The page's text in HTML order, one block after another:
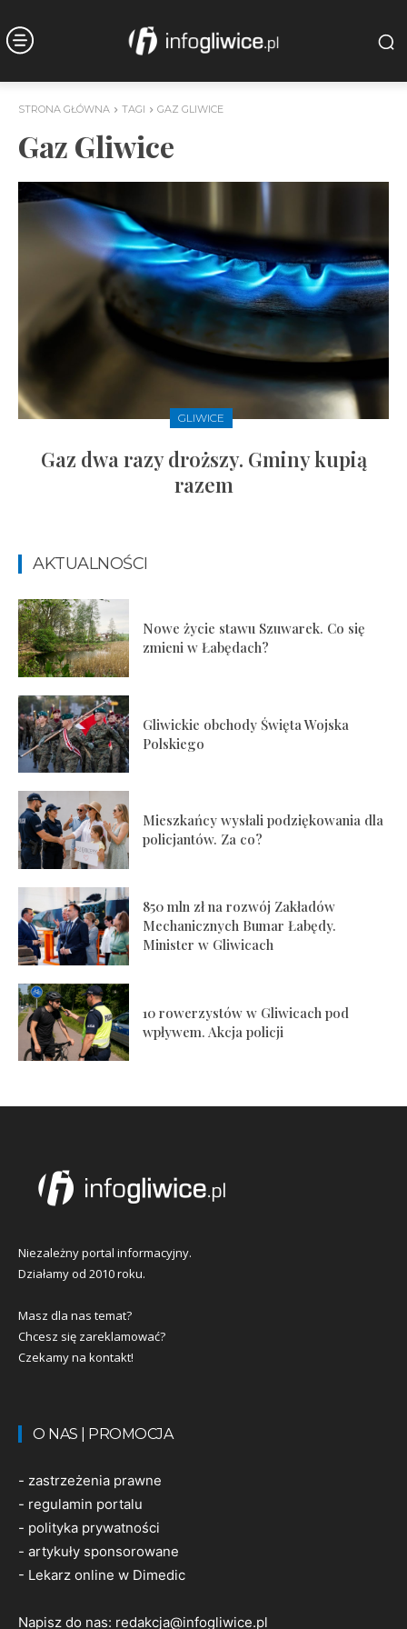
STRONA GŁÓWNA TAGI GAZ GLIWICE
Gaz Gliwice
GLIWICE
Gaz dwa razy droższy. Gminy kupią
razem
AKTUALNOŚCI
Nowe życie stawu Szuwarek. Co się
zmieni w Łabędach?
Gliwickie obchody Święta Wojska
Polskiego
Mieszkańcy wysłali podziękowania dla
policjantów. Za co?
850 mln zł na rozwój Zakładów
Mechanicznych Bumar Łabędy.
Minister w Gliwicach
10 rowerzystów w Gliwicach pod
wpływem. Akcja policji
Niezależny portal informacyjny.
Działamy od 2010 roku.
Masz dla nas temat?
Chcesz się zareklamować?
Czekamy na kontakt!
O NAS | PROMOCJA
- zastrzeżenia prawne
- regulamin portalu
- polityka prywatności
- artykuły sponsorowane
- Lekarz online w Dimedic
Napisz do nas: redakcja@infogliwice.pl